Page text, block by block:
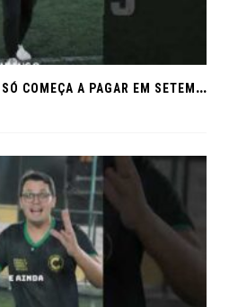
EM SETEMBRO!NO FEIRÃO DE VERDADE EM ARACJU